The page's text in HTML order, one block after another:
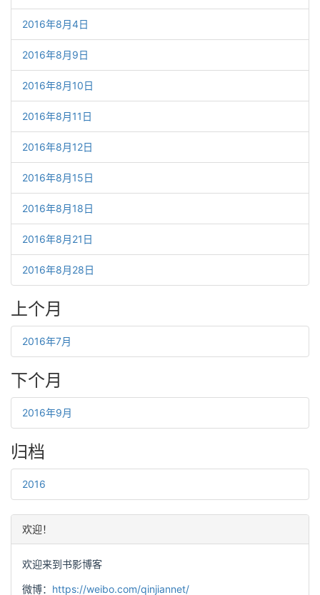
2016年8月4日
2016年8月9日
2016年8月10日
2016年8月11日
2016年8月12日
2016年8月15日
2016年8月18日
2016年8月21日
2016年8月28日
上个月
2016年7月
下个月
2016年9月
归档
2016
欢迎！
欢迎来到书影博客
微博： https://weibo.com/qinjiannet/